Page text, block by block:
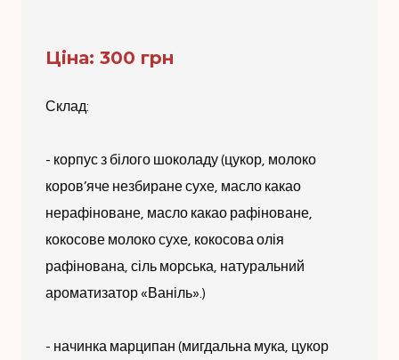
Ціна: 300 грн
Склад:
- корпус з білого шоколаду (цукор, молоко
коров’яче незбиране сухе, масло какао
нерафіноване, масло какао рафіноване,
кокосове молоко сухе, кокосова олія
рафінована, сіль морська, натуральний
ароматизатор «Ваніль».)
- начинка марципан (мигдальна мука, цукор